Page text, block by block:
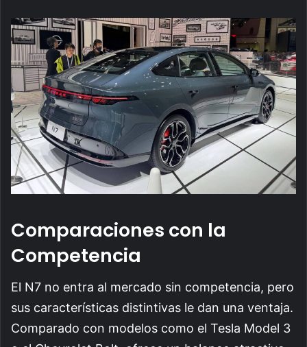
Comparaciones con la
Competencia
El N7 no entra al mercado sin competencia, pero
sus características distintivas le dan una ventaja.
Comparado con modelos como el Tesla Model 3